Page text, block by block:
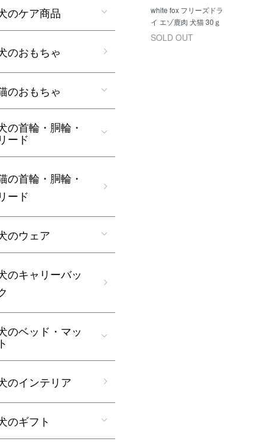
white fox フリーズドラ
イ エゾ鹿肉 犬猫 30ｇ
SOLD OUT
のケア商品
のおもちゃ
のおもちゃ
の首輪・胴輪・
リード
の首輪・胴輪・
リード
のウェア
のキャリーバッ
のベッド・マッ
ト
のインテリア
のギフト